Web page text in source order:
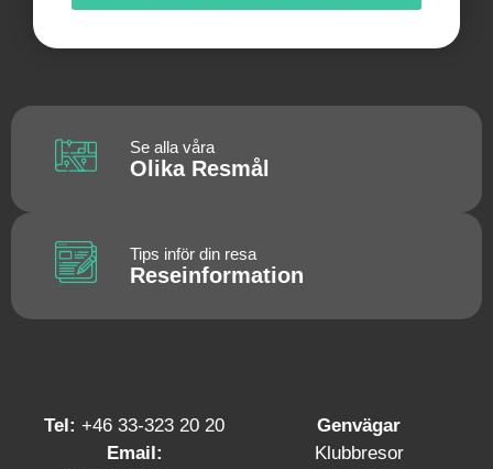
Se alla våra
Olika Resmål
Tips inför din resa
Reseinformation
Tel: +46 33-323 20 20
Email:
Genvägar
Klubbresor